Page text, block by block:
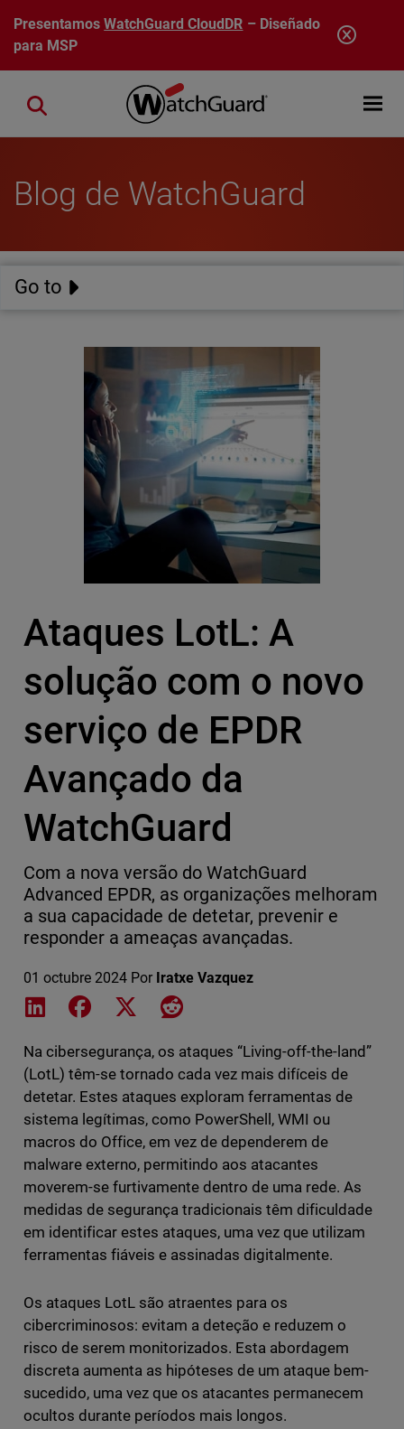
Pasar al contenido principal
PresentamosWatchGuard CloudDR – Diseñado
para MSP
Open
Close search
Blog de WatchGuard
Go to
Ataques LotL: A
solução com o novo
serviço de EPDR
Avançado da
WatchGuard
Com a nova versão do WatchGuard
Advanced EPDR, as organizações melhoram
a sua capacidade de detetar, prevenir e
responder a ameaças avançadas.
01 octubre 2024 Por Iratxe Vazquez
Share on LinkedIn
Share on Facebook
Share on XShare on Reddit
Na cibersegurança, os ataques “Living-off-the-land”
(LotL) têm-se tornado cada vez mais difíceis de
detetar. Estes ataques exploram ferramentas de
sistema legítimas, como PowerShell, WMI ou
macros do Office, em vez de dependerem de
malware externo, permitindo aos atacantes
moverem-se furtivamente dentro de uma rede. As
medidas de segurança tradicionais têm dificuldade
em identificar estes ataques, uma vez que utilizam
ferramentas fiáveis e assinadas digitalmente.
Os ataques LotL são atraentes para os
cibercriminosos: evitam a deteção e reduzem o
risco de serem monitorizados. Esta abordagem
discreta aumenta as hipóteses de um ataque bem-
sucedido, uma vez que os atacantes permanecem
ocultos durante períodos mais longos.